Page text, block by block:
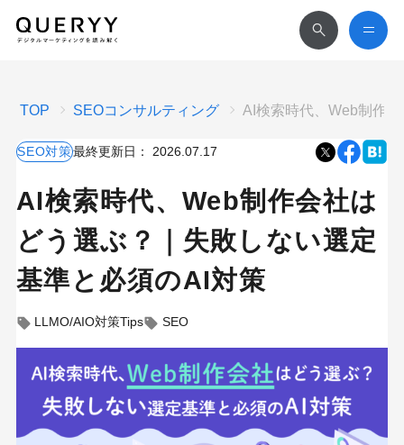
TOP SEOコンサルティング AI検索時代、Web制作
SEO対策最終更新日： 2026.07.17
AI検索時代、Web制作会社は
どう選ぶ？｜失敗しない選定
基準と必須のAI対策
LLMO/AIO対策Tips SEO